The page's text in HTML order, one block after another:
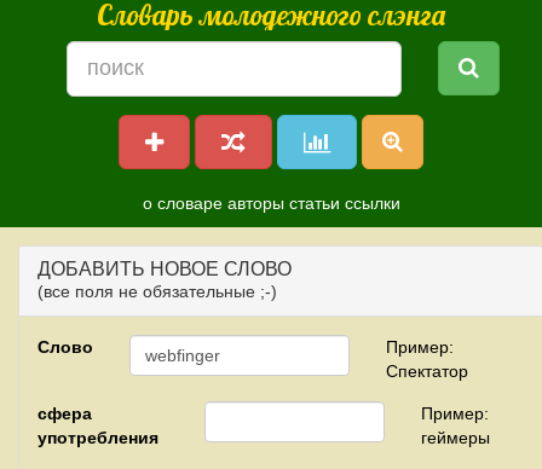
Словарь молодежного слэнга
о словаре авторы статьи ссылки
ДОБАВИТЬ НОВОЕ СЛОВО
(все поля не обязательные ;-)
Слово
Пример:
Спектатор
сфера
употребления
Пример:
геймеры